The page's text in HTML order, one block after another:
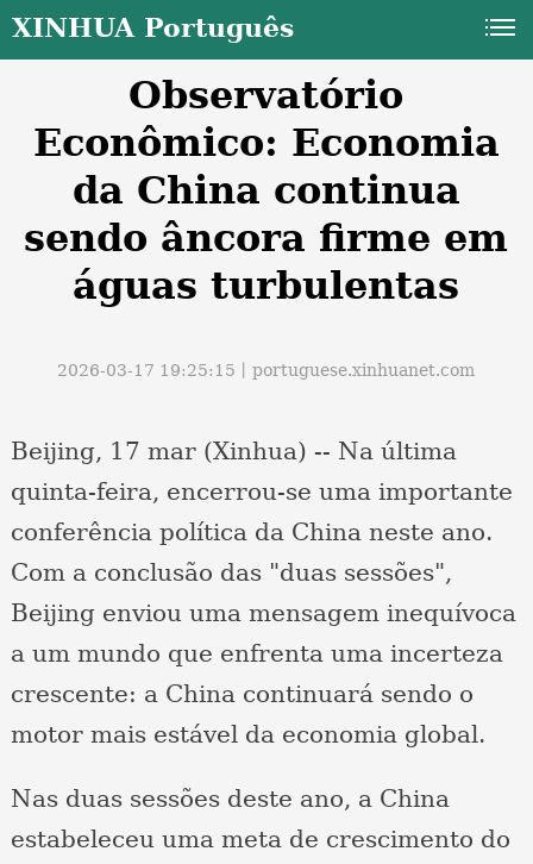
XINHUA Português
Observatório
Econômico: Economia
da China continua
sendo âncora firme em
águas turbulentas
2026-03-17 19:25:15丨portuguese.xinhuanet.com
Beijing, 17 mar (Xinhua) -- Na última
quinta-feira, encerrou-se uma importante
conferência política da China neste ano.
Com a conclusão das "duas sessões",
Beijing enviou uma mensagem inequívoca
a um mundo que enfrenta uma incerteza
crescente: a China continuará sendo o
motor mais estável da economia global.
Nas duas sessões deste ano, a China
estabeleceu uma meta de crescimento do